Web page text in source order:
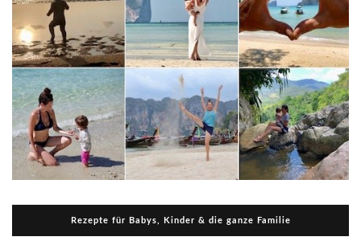
Rezepte für Babys, Kinder & die ganze Familie